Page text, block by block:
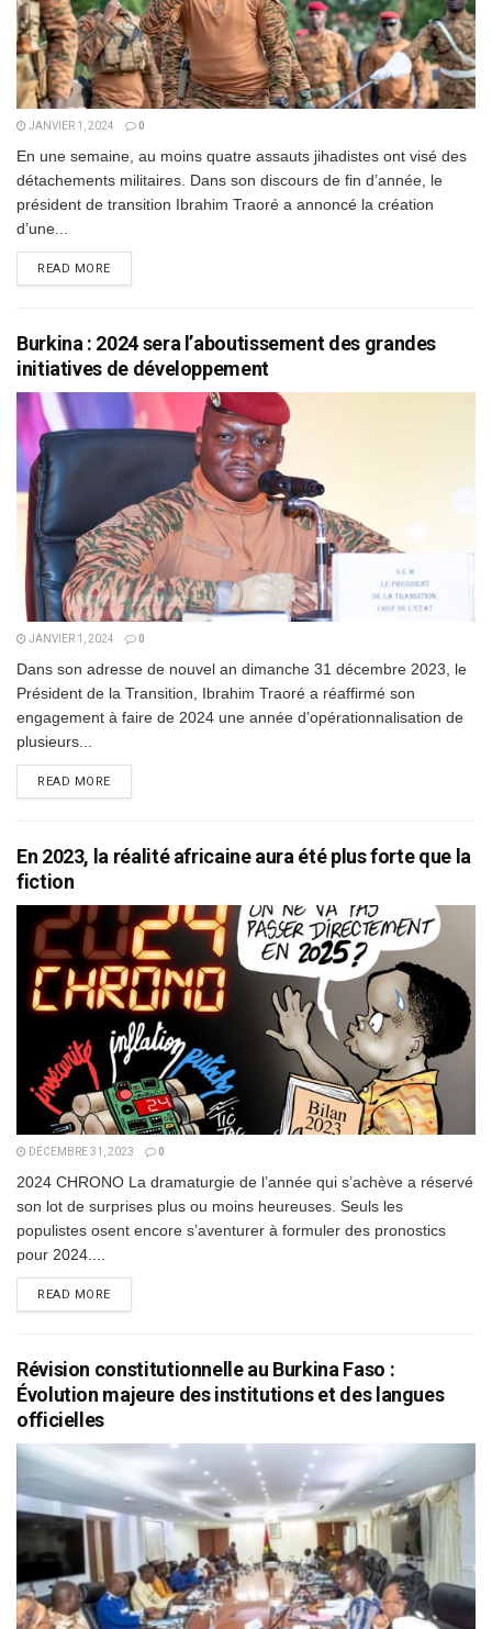
JANVIER 1, 2024 0
En une semaine, au moins quatre assauts jihadistes ont visé des
détachements militaires. Dans son discours de fin d’année, le
président de transition Ibrahim Traoré a annoncé la création
d’une...
READ MOREDETAILS
Burkina : 2024 sera l’aboutissement des grandes
initiatives de développement
JANVIER 1, 2024 0
Dans son adresse de nouvel an dimanche 31 décembre 2023, le
Président de la Transition, Ibrahim Traoré a réaffirmé son
engagement à faire de 2024 une année d’opérationnalisation de
plusieurs...
READ MOREDETAILS
En 2023, la réalité africaine aura été plus forte que la
fiction
DÉCEMBRE 31, 2023 0
2024 CHRONO La dramaturgie de l’année qui s’achève a réservé
son lot de surprises plus ou moins heureuses. Seuls les
populistes osent encore s’aventurer à formuler des pronostics
pour 2024....
READ MOREDETAILS
Révision constitutionnelle au Burkina Faso :
Évolution majeure des institutions et des langues
officielles